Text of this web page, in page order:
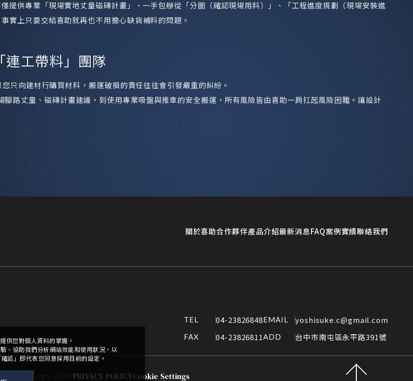
提供專業「現場實地丈量磁磚計畫」、一手包辦從「分圖（確認現場用料）」、「工程進度規劃（現場安裝進
實上只要交給喜助就再也不用擔心缺貨補料的問題。
連工帶料」團隊
只向建材行購買材料，搬運破損的責任往往會引發嚴重的糾紛。
腳路丈量、磁磚計畫建議，到使用專業吸盤與推車的安全搬運，所有風險皆由喜助一肩扛起風險困難。讓設計
關於喜助合作夥伴產品介紹最新消息FAQ案例實績聯絡我們
TEL 04-23826848
FAX 04-23826811
EMAIL yoshisuke.c@gmail.com
ADD 台中市南屯區永平路391號
PRIVACY POLICYCookie Settings
供您對個人資料的掌握。
、協助我們分析網站效能和使用狀況，以
認」即代表您同意採用目前的設定。